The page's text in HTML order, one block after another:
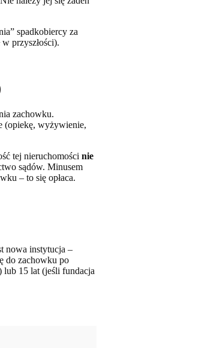
spadkobiercy za
przyszłości).
zachowku.
(opiekę, wyżywienie,
tej nieruchomości nie
sądów. Minusem
– to się opłaca.
nowa instytucja –
do zachowku po
lub 15 lat (jeśli fundacja